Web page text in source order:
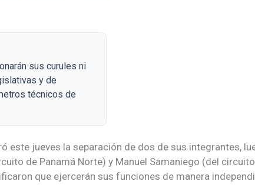
sus curules ni
y de
técnicos de
este jueves la separación de dos de sus integrantes,
de Panamá Norte) y Manuel Samaniego (del
que ejercerán sus funciones de manera